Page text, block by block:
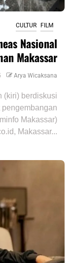
CULTUR FILM
Nasional
Makassar
Arya Wicaksana
(kiri) berdiskusi
Makassar)
Makassar...